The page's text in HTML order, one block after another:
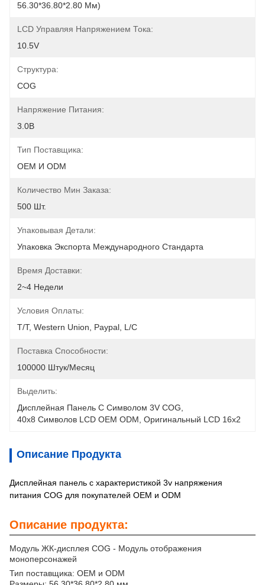
56.30*36.80*2.80 Мм)
LCD Управляя Напряжением Тока:
10.5V
Структура:
COG
Напряжение Питания:
3.0В
Тип Поставщика:
OEM И ODM
Количество Мин Заказа:
500 Шт.
Упаковывая Детали:
Упаковка Экспорта Международного Стандарта
Время Доставки:
2~4 Недели
Условия Оплаты:
T/T, Western Union, Paypal, L/C
Поставка Способности:
100000 Штук/месяц
Выделить:
Дисплейная Панель С Символом 3V COG
40х8 Символов LCD OEM ODM Оригинальный LCD 16x2
Описание Продукта
Дисплейная панель с характеристикой 3v напряжения
питания COG для покупателей OEM и ODM
Описание продукта:
Модуль ЖК-дисплея COG - Модуль отображения
моноперсонажей
Тип поставщика: OEM и ODM